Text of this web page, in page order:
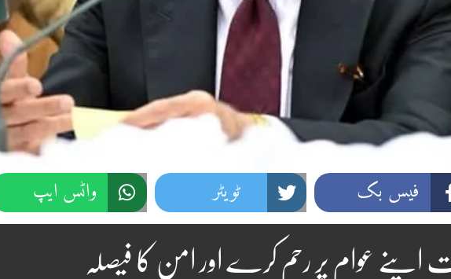
فیس بک ٹویٹر واٹس ایپ
اپنے عوام پر رحم کرے اور امن کا فیصلہ